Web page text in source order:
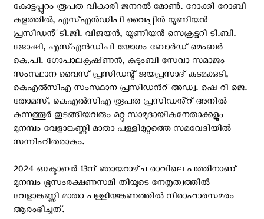
കോട്ടപ്പുറം രൂപത വികാരി ജനറൽ മോൺ. റോക്കി റോബി
കളത്തിൽ, എസ്എൻഡിപി വൈപ്പിൻ യൂണിയൻ
പ്രസിഡൻ് ടി.ജി. വിജയൻ, യൂണിയൻ സെക്രട്ടറി ടി.ബി.
ജോഷി, എസ്എൻഡിപി യോഗം ബോർഡ് മെംബർ
കെ.പി. ഗോപാലകൃഷ്‌ണൻ, കുടുംബി സേവാ സമാജം
സംസ്ഥാന വൈസ് പ്രസിഡന്റ് ജയപ്രസാദ് കടമക്കുടി,
കെഎൽസിഎ സംസ്ഥാന പ്രസിഡന്‍റ് അഡ്വ. ഷെ റി ജെ.
തോമസ്, കെഎൽസിഎ രൂപത പ്രസിഡൻ്റ് അനിൽ
കുന്നത്തൂർ തുടങ്ങിയവരും മറ്റു സാമുദായികനേതാക്കളും
മുനമ്പം വേളാങ്കണ്ണി മാതാ പള്ളിമുറ്റത്തെ സമവേദിയിൽ
സന്നിഹിതരാകും.
2024 ഒക്ടോബർ 13ന് ഞായറാഴ്‌ച രാവിലെ പത്തിനാണ്
മുനമ്പം ഭൂസംരക്ഷണസമി തിയുടെ നേതൃത്വത്തിൽ
വേളാങ്കണ്ണി മാതാ പള്ളിയങ്കണത്തിൽ നിരാഹാരസമരം
ആരംഭിച്ചത്.